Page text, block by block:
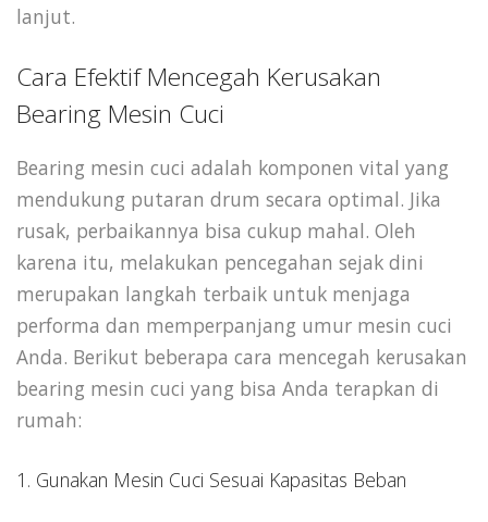
lanjut.
Cara Efektif Mencegah Kerusakan
Bearing Mesin Cuci
Bearing mesin cuci adalah komponen vital yang
mendukung putaran drum secara optimal. Jika
rusak, perbaikannya bisa cukup mahal. Oleh
karena itu, melakukan pencegahan sejak dini
merupakan langkah terbaik untuk menjaga
performa dan memperpanjang umur mesin cuci
Anda. Berikut beberapa cara mencegah kerusakan
bearing mesin cuci yang bisa Anda terapkan di
rumah:
1. Gunakan Mesin Cuci Sesuai Kapasitas Beban